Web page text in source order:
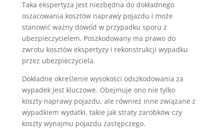
Taka ekspertyza jest niezbędna do dokładnego
oszacowania kosztów naprawy pojazdu i może
stanowić ważny dowód w przypadku sporu z
ubezpieczycielem. Poszkodowany ma prawo do
zwrotu kosztów ekspertyzy i rekonstrukcji wypadku
przez ubezpieczyciela.
Dokładne określenie wysokości odszkodowania za
wypadek jest kluczowe. Obejmuje ono nie tylko
koszty naprawy pojazdu, ale również inne związane z
wypadkiem wydatki, takie jak straty zarobków czy
koszty wynajmu pojazdu zastępczego.